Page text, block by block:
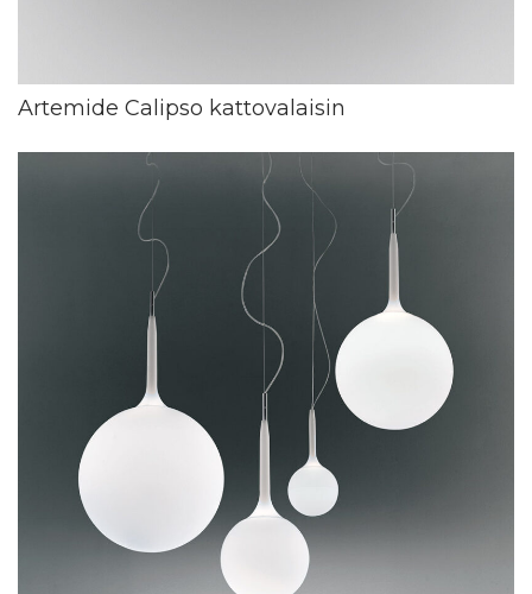
Artemide Calipso kattovalaisin